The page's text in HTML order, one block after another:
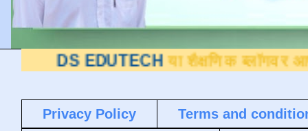
या शैक्षणिक ब्लॉगवर आपले स्वागत आहे
Privacy Policy
Terms and